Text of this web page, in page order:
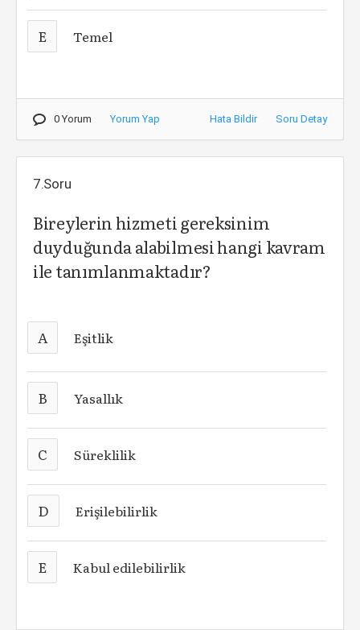
E Temel
0 Yorum Yorum Yap Hata Bildir Soru Detay
7.Soru
Bireylerin hizmeti gereksinim
duyduğunda alabilmesi hangi kavram
ile tanımlanmaktadır?
A Eşitlik
B Yasallık
C Süreklilik
D Erişilebilirlik
E Kabul edilebilirlik